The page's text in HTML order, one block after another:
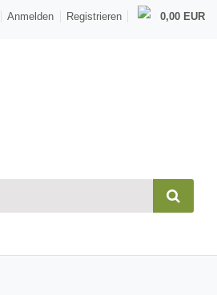
Anmelden Registrieren 0,00 EUR